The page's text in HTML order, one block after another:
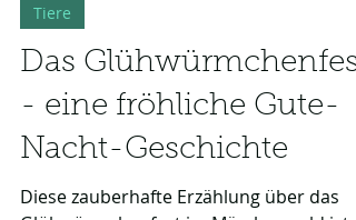
Tiere
- eine fröhliche Gute-